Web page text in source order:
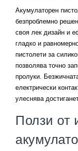
Акумулаторен
безпроблемно
своя лек дизайн и
гладко и
пистолети за
позволява точно
пролуки.
електрически
улеснява
Ползи от